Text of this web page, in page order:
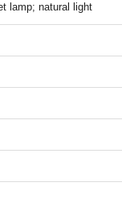
lamp; natural light